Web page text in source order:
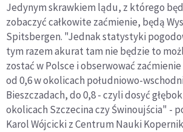
Jedynym skrawkiem lądu, z którego
zobaczyć całkowite zaćmienie, będą
Spitsbergen. "Jednak statystyki
tym razem akurat tam nie będzie to
zostać w Polsce i obserwować
od 0,6 w okolicach południowo-
Bieszczadach, do 0,8 - czyli dosyć
okolicach Szczecina czy Świnoujścia" -
Karol Wójcicki z Centrum Nauki